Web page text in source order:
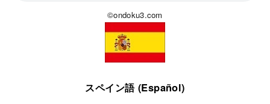
©ondoku3.com
スペイン語 (Español)